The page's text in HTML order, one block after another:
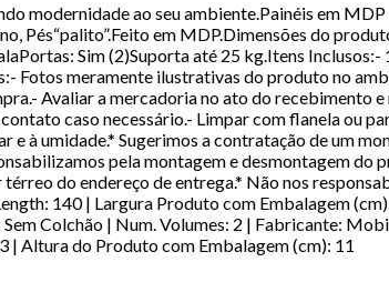
modernidade ao seu ambiente.Painéis em
Pés“palito”.Feito em MDP.Dimensões do
Sim (2)Suporta até 25 kg.Itens
Fotos meramente ilustrativas do produto no
Avaliar a mercadoria no ato do recebimento
caso necessário.- Limpar com flanela ou
à umidade.* Sugerimos a contratação de um
pela montagem e desmontagem do
do endereço de entrega.* Não nos
140 | Largura Produto com Embalagem
Colchão | Num. Volumes: 2 | Fabricante:
| Altura do Produto com Embalagem (cm): 11